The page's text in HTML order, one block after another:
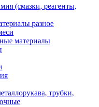
(смазки, реагенты,
разное
материалы
трубки,